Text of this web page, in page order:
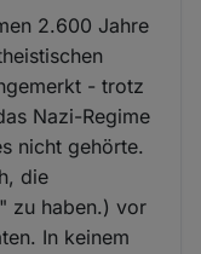
2.600 Jahre
- trotz
Nazi-Regime
nicht gehörte.
die
zu haben.) vor
In keinem